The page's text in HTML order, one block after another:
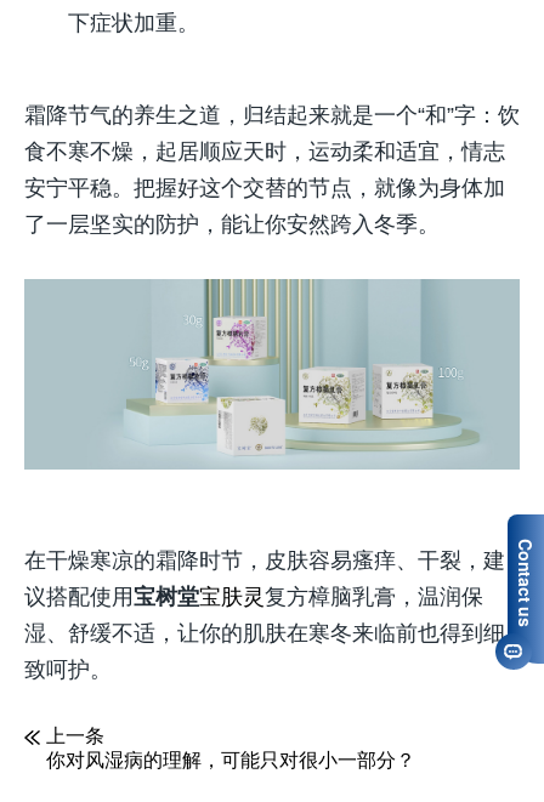
下症状加重。
霜降节气的养生之道，归结起来就是一个“和”字：饮
食不寒不燥，起居顺应天时，运动柔和适宜，情志
安宁平稳。把握好这个交替的节点，就像为身体加
了一层坚实的防护，能让你安然跨入冬季。
在干燥寒凉的霜降时节，皮肤容易瘙痒、干裂，建
议搭配使用宝树堂宝肤灵复方樟脑乳膏 ，温润保
湿、舒缓不适，让你的肌肤在寒冬来临前也得到细
致呵护。
上一条
你对风湿病的理解，可能只对很小一部分？